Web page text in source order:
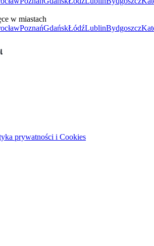
w miastach
PoznańGdańskŁódźLublinBydgoszcz
prywatności i Cookies